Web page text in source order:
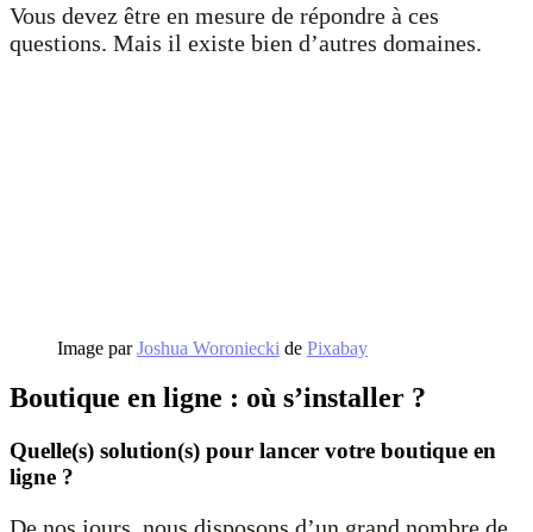
Vous devez être en mesure de répondre à ces
questions. Mais il existe bien d’autres domaines.
Image parJoshua Woroniecki de Pixabay
Boutique en ligne : où s’installer ?
Quelle(s) solution(s) pour lancer votre boutique en
ligne ?